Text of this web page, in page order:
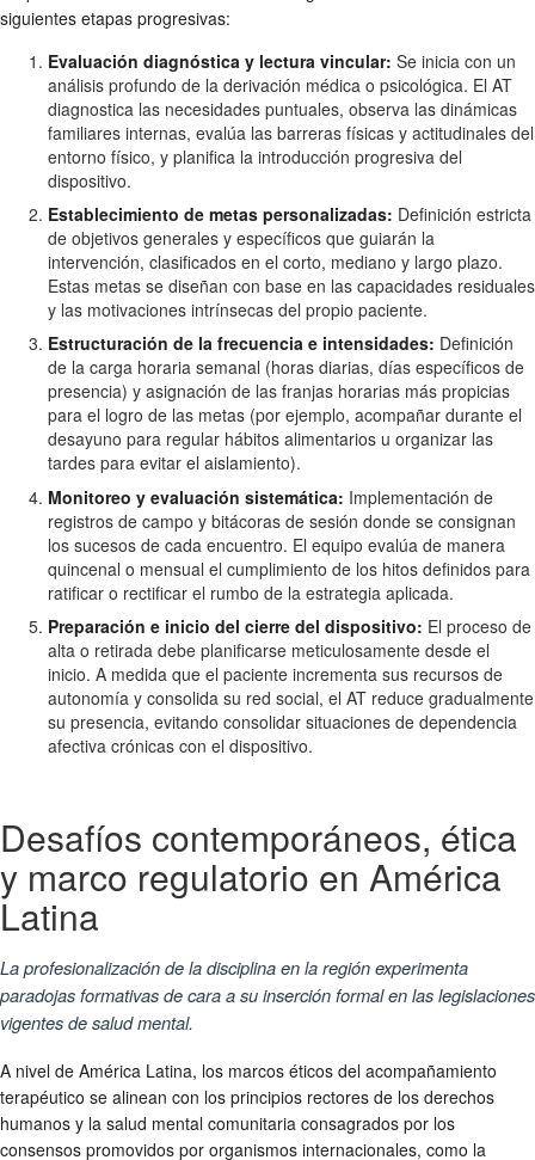
siguientes etapas progresivas:
Evaluación diagnóstica y lectura vincular: Se inicia con un
análisis profundo de la derivación médica o psicológica. El AT
diagnostica las necesidades puntuales, observa las dinámicas
familiares internas, evalúa las barreras físicas y actitudinales del
entorno físico, y planifica la introducción progresiva del
dispositivo.
Establecimiento de metas personalizadas: Definición estricta
de objetivos generales y específicos que guiarán la
intervención, clasificados en el corto, mediano y largo plazo.
Estas metas se diseñan con base en las capacidades residuales
y las motivaciones intrínsecas del propio paciente.
Estructuración de la frecuencia e intensidades: Definición
de la carga horaria semanal (horas diarias, días específicos de
presencia) y asignación de las franjas horarias más propicias
para el logro de las metas (por ejemplo, acompañar durante el
desayuno para regular hábitos alimentarios u organizar las
tardes para evitar el aislamiento).
Monitoreo y evaluación sistemática: Implementación de
registros de campo y bitácoras de sesión donde se consignan
los sucesos de cada encuentro. El equipo evalúa de manera
quincenal o mensual el cumplimiento de los hitos definidos para
ratificar o rectificar el rumbo de la estrategia aplicada.
Preparación e inicio del cierre del dispositivo: El proceso de
alta o retirada debe planificarse meticulosamente desde el
inicio. A medida que el paciente incrementa sus recursos de
autonomía y consolida su red social, el AT reduce gradualmente
su presencia, evitando consolidar situaciones de dependencia
afectiva crónicas con el dispositivo.
Desafíos contemporáneos, ética
y marco regulatorio en América
Latina
La profesionalización de la disciplina en la región experimenta
paradojas formativas de cara a su inserción formal en las legislaciones
vigentes de salud mental.
A nivel de América Latina, los marcos éticos del acompañamiento
terapéutico se alinean con los principios rectores de los derechos
humanos y la salud mental comunitaria consagrados por los
consensos promovidos por organismos internacionales, como la